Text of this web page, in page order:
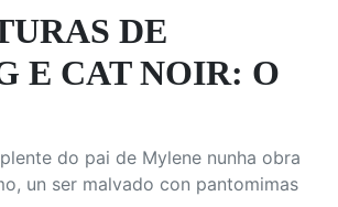
DE
E CAT NOIR: O
do pai de Mylene nunha obra
un ser malvado con pantomimas